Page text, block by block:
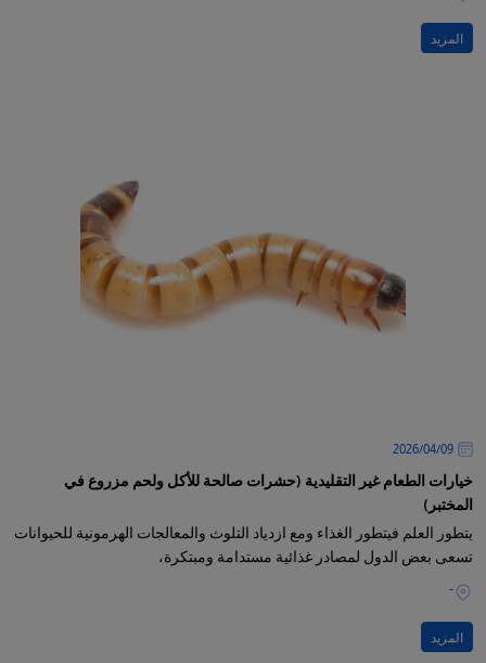
المزيد
09‏/04‏/2026
خيارات الطعام غير التقليدية (حشرات صالحة للأكل ولحم مزروع في
المختبر)
يتطور العلم فيتطور الغذاء ومع ازدياد التلوث والمعالجات الهرمونية للحيوانات
تسعى بعض الدول لمصادر غذائية مستدامة ومبتكرة،
-
المزيد